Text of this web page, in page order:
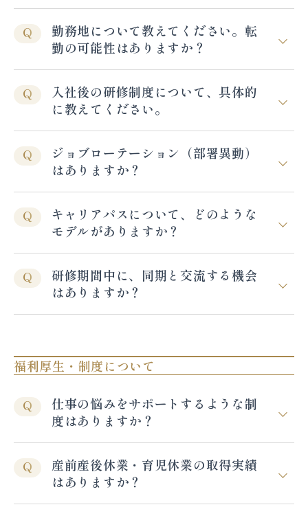
Q
勤務地について教えてください。転
勤の可能性はありますか？
Q
入社後の研修制度について、具体的
に教えてください。
Q
ジョブローテーション（部署異動）
はありますか？
Q
キャリアパスについて、どのような
モデルがありますか？
Q
研修期間中に、同期と交流する機会
はありますか？
福利厚生・制度について
Q
仕事の悩みをサポートするような制
度はありますか？
Q
産前産後休業・育児休業の取得実績
はありますか？